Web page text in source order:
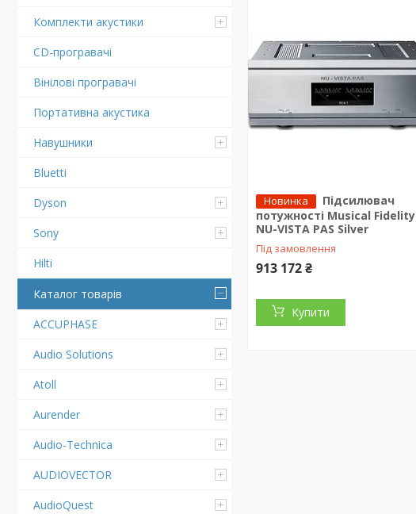
Комплекти акустики
CD-програвачі
Вінілові програвачі
Портативна акустика
Навушники
Bluetti
Dyson
Sony
Hilti
Каталог товарів
ACCUPHASE
Audio Solutions
Atoll
Aurender
Audio-Technica
AUDIOVECTOR
AudioQuest
Новинка
Підсилювач
потужності Musical Fidelity
NU-VISTA PAS Silver
Під замовлення
913 172 ₴
Купити